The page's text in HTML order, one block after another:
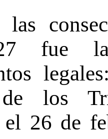
las
fue
los
el 26 de